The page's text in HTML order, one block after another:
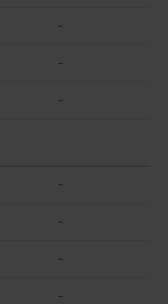
-
-
-
-
-
-
-